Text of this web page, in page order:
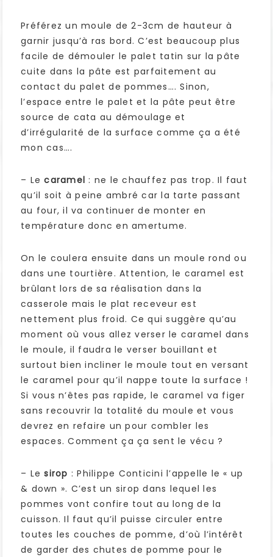
Préférez un moule de 2-3cm de hauteur à
garnir jusqu’à ras bord. C’est beaucoup plus
facile de démouler le palet tatin sur la pâte
cuite dans la pâte est parfaitement au
contact du palet de pommes…. Sinon,
l’espace entre le palet et la pâte peut être
source de cata au démoulage et
d’irrégularité de la surface comme ça a été
mon cas….
– Lecaramel : ne le chauffez pas trop. Il faut
qu’il soit à peine ambré car la tarte passant
au four, il va continuer de monter en
température donc en amertume.
On le coulera ensuite dans un moule rond ou
dans une tourtière. Attention, le caramel est
brûlant lors de sa réalisation dans la
casserole mais le plat receveur est
nettement plus froid. Ce qui suggère qu’au
moment où vous allez verser le caramel dans
le moule, il faudra le verser bouillant et
surtout bien incliner le moule tout en versant
le caramel pour qu’il nappe toute la surface !
Si vous n’êtes pas rapide, le caramel va figer
sans recouvrir la totalité du moule et vous
devrez en refaire un pour combler les
espaces. Comment ça ça sent le vécu ?
– Lesirop : Philippe Conticini l’appelle le « up
& down ». C’est un sirop dans lequel les
pommes vont confire tout au long de la
cuisson. Il faut qu’il puisse circuler entre
toutes les couches de pomme, d’où l’intérêt
de garder des chutes de pomme pour le